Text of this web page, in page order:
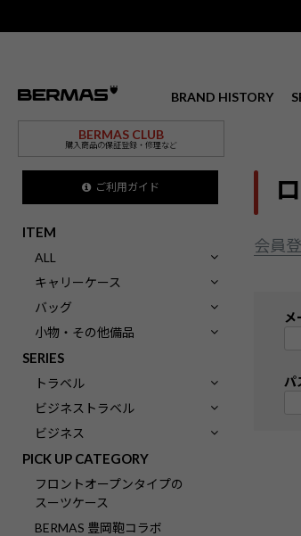
BRAND HISTORY
BERMAS CLUB
購入商品の保証登録・修理など
ご利用ガイド
ITEM
ALL
キャリーケース
バッグ
小物・その他備品
SERIES
トラベル
ビジネストラベル
ビジネス
PICK UP CATEGORY
フロントオープンタイプの
スーツケース
BERMAS 豊岡鞄コラボ
会員
メ
パ